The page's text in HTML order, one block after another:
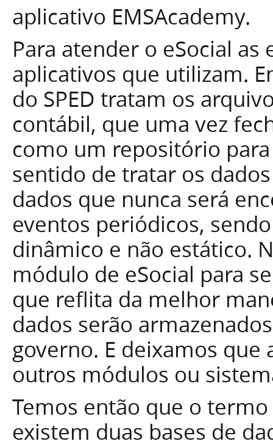
aplicativo EMSAcademy.
Para atender o eSocial
aplicativos que utilizam.
do SPED tratam os
contábil, que uma vez
como um repositório
sentido de tratar os
dados que nunca será
eventos periódicos,
dinâmico e não estático.
módulo de eSocial para
que reflita da melhor
dados serão
governo. E deixamos
outros módulos ou
Temos então que o
existem duas bases de